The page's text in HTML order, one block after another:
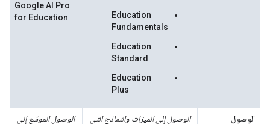
Education
Fundamentals
Education
Standard
Education
Plus
Google AI Pro
for Education
الوصول
الوصول إلى الميزات والنماذج التي
الوصول الموسّع إلى